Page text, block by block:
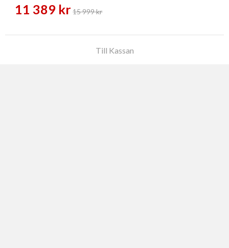
11 389 kr 15 999 kr
Till Kassan